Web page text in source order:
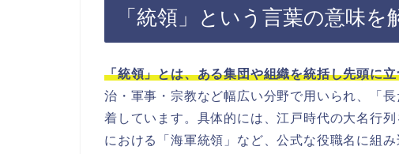
「統領」という言葉の意味を
「統領」とは、ある集団や組織を統括し先頭に
治・軍事・宗教など幅広い分野で用いられ、「
着しています。具体的には、江戸時代の大名行
における「海軍統領」など、公式な役職名に組